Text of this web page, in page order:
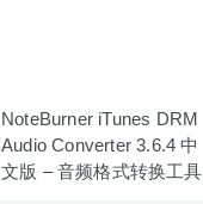
NoteBurner iTunes DRM
Audio Converter 3.6.4 中
文版 – 音频格式转换工具